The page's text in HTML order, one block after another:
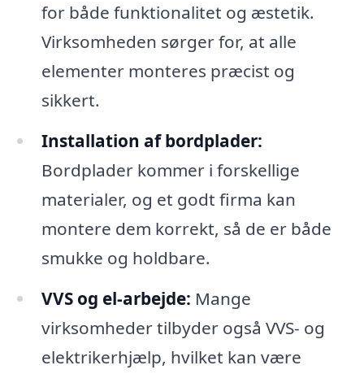
for både funktionalitet og æstetik.
Virksomheden sørger for, at alle
elementer monteres præcist og
sikkert.
Installation af bordplader:
Bordplader kommer i forskellige
materialer, og et godt firma kan
montere dem korrekt, så de er både
smukke og holdbare.
VVS og el-arbejde: Mange
virksomheder tilbyder også VVS- og
elektrikerhjælp, hvilket kan være